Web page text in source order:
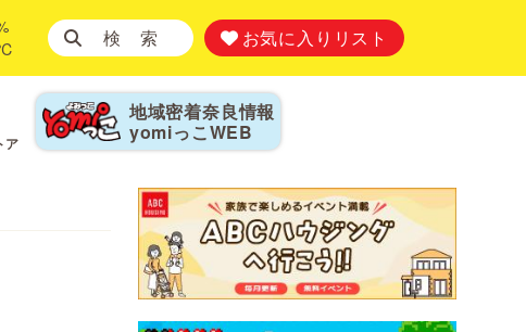
検 索 お気に入りリスト
ア
地域密着奈良情報
yomiっこ WEB